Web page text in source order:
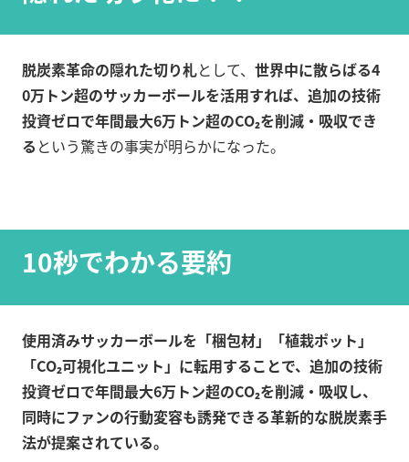
脱炭素革命の隠れた切り札として、 世界中に散らばる4
0万トン超のサッカーボールを活用すれば、追加の技術
投資ゼロで年間最大6万トン超のCO₂を削減・吸収でき
る という驚きの事実が明らかになった。
10秒でわかる要約
使用済みサッカーボールを「梱包材」「植栽ポット」
「CO₂可視化ユニット」に転用することで、追加の技術
投資ゼロで年間最大6万トン超のCO₂を削減・吸収し、
同時にファンの行動変容も誘発できる革新的な脱炭素手
法が提案されている。